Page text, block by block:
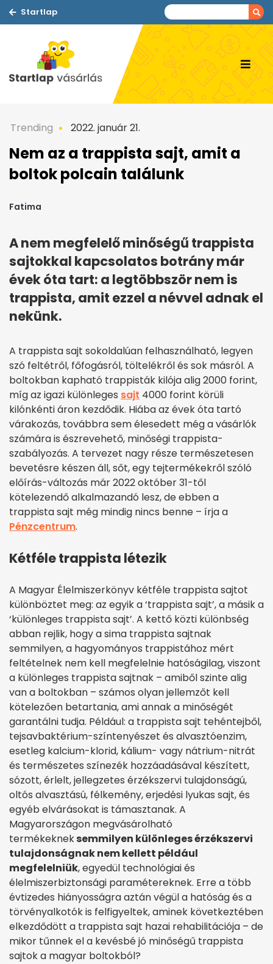
Startlap
Trending 2022. január 21.
Nem az a trappista sajt, amit a
boltok polcain találunk
Fatima
A nem megfelelő minőségű trappista
sajtokkal kapcsolatos botrány már
évek óta tart: a legtöbbször nem is
trappista, amit ezzel a névvel adnak el
nekünk.
A trappista sajt sokoldalúan felhasználható, legyen
szó feltétről, főfogásról, töltelékről és sok másról. A
boltokban kapható trappisták kilója alig 2000 forint,
míg az igazi különleges sajt 4000 forint körüli
kilónkénti áron kezdődik. Hiába az évek óta tartó
várakozás, továbbra sem élesedett még a vásárlók
számára is észrevehető, minőségi trappista-
szabályozás. A tervezet nagy része természetesen
bevetésre készen áll, sőt, egy tejtermékekről szóló
előírás-változás már 2022 október 31-től
kötelezendő alkalmazandó lesz, de ebben a
trappista sajt még mindig nincs benne – írja a
Pénzcentrum.
Kétféle trappista létezik
A Magyar Élelmiszerkönyv kétféle trappista sajtot
különböztet meg: az egyik a ‘trappista sajt’, a másik a
‘különleges trappista sajt’. A kettő közti különbség
abban rejlik, hogy a sima trappista sajtnak
semmilyen, a hagyományos trappistához mért
feltételnek nem kell megfelelnie hatóságilag, viszont
a különleges trappista sajtnak – amiből szinte alig
van a boltokban – számos olyan jellemzőt kell
kötelezően betartania, ami annak a minőségét
garantálni tudja. Például: a trappista sajt tehéntejből,
tejsavbaktérium-színtenyészet és alvasztóenzim,
esetleg kalcium-klorid, kálium- vagy nátrium-nitrát
és természetes színezék hozzáadásával készített,
sózott, érlelt, jellegzetes érzékszervi tulajdonságú,
oltós alvasztású, félkemény, erjedési lyukas sajt, és
egyéb elvárásokat is támasztanak. A
Magyarországon megvásárolható
termékekneksemmilyen különleges érzékszervi
tulajdonságnak nem kellett például
megfelelniük, egyedül technológiai és
élelmiszerbiztonsági paramétereknek. Erre a több
évtizedes hiányosságra aztán végül a hatóság és a
törvényalkotók is felfigyeltek, aminek következtében
elkezdődött a trappista sajt hazai rehabilitációja – de
mikor tűnnek el a kevésbé jó minőségű trappista
sajtok a magyar boltokból?